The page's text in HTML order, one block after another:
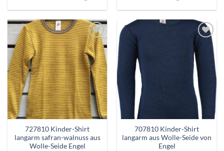
Zum
Wunschzettel
hinzufügen
727810 Kinder-Shirt
langarm safran-walnuss aus
Wolle-Seide Engel
Zum
Wunschzettel
hinzufügen
707810 Kinder-Shirt
langarm aus Wolle-Seide von
Engel